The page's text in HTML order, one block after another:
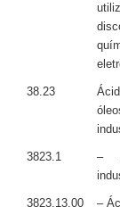
38.23
3823.1
–
3823.13.00 –